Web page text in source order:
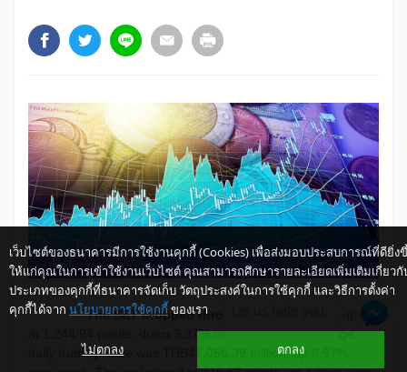
The SET dropped throughout the week,
ending
at 1,244.94 points, down 3.37% over-week. The average
daily trading value was THB47,056.39 million, up 0.97%
เว็บไซต์ของธนาคารมีการใช้งานคุกกี้ (Cookies) เพื่อส่งมอบประสบการณ์ที่ดียิ่ง
ให้แก่คุณในการเข้าใช้งานเว็บไซต์ คุณสามารถศึกษารายละเอียดเพิ่มเติมเกี่ยวกั
ประเภทของคุกกี้ที่ธนาคารจัดเก็บ วัตถุประสงค์ในการใช้คุกกี้ และวิธีการตั้งค่า
คุกกี้ได้จาก นโยบายการใช้คุกกี้ ของเรา
ไม่ตกลง ตกลง